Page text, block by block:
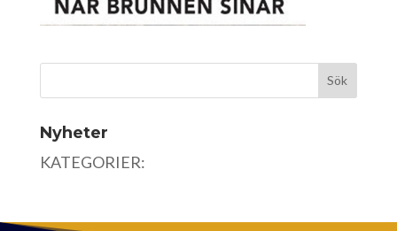
Nyheter
KATEGORIER: